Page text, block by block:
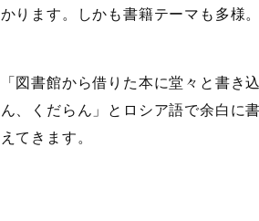
かります。しかも書籍テーマも多様
「図書館から借りた本に堂々と書き
ん、くだらん」とロシア語で余白に
えてきます。